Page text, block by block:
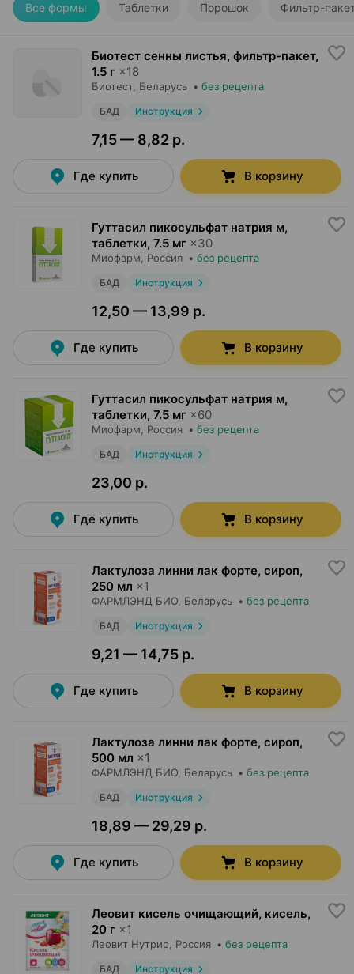
Все формы Таблетки Порошок Фильтр-
Биотест сенны листья, фильтр-пакет,
1.5 г ×18
Биотест, Беларусь • без рецепта
БАД Инструкция
7,15 — 8,82 р.
Где купить В корзину
Гуттасил пикосульфат натрия м,
таблетки, 7.5 мг ×30
Миофарм , Россия • без рецепта
БАД Инструкция
12,50 — 13,99 р.
Где купить В корзину
Гуттасил пикосульфат натрия м,
таблетки, 7.5 мг ×60
Миофарм , Россия • без рецепта
БАД Инструкция
23,00 р.
Где купить В корзину
Лактулоза линни лак форте, сироп,
250 мл ×1
ФАРМЛЭНД БИО , Беларусь • без рецепта
БАД Инструкция
9,21 — 14,75 р.
Где купить В корзину
Лактулоза линни лак форте, сироп,
500 мл ×1
ФАРМЛЭНД БИО , Беларусь • без рецепта
БАД Инструкция
18,89 — 29,29 р.
Где купить В корзину
Леовит кисель очищающий, кисель,
20 г ×1
Леовит Нутрио , Россия • без рецепта
БАД Инструкция